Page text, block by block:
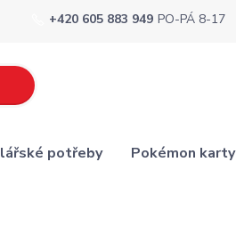
+420 605 883 949 PO-PÁ 8-17
potřeby Pokémon karty